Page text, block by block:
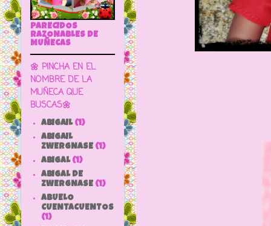
PARECIDOS
RAZONABLES DE
MUÑECAS
🌼 PINCHA EN EL
NOMBRE DE LA
MUÑECA QUE
BUSCAS🌼
ABIGAIL (1)
ABIGAIL
ZWERGNASE (1)
ABIGAL (1)
ABIGAL DE
ZWERGNASE (1)
ABUELO
CUENTACUENTOS
(1)